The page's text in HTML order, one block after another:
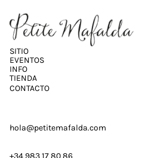
SITIO
EVENTOS
INFO
TIENDA
CONTACTO
hola@petitemafalda.com
+34 983 17 80 86